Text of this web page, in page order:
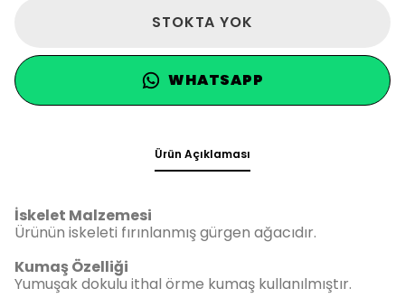
STOKTA YOK
WHATSAPP
Ürün Açıklaması
İskelet Malzemesi
Ürünün iskeleti fırınlanmış gürgen ağacıdır.
Kumaş Özelliği
Yumuşak dokulu ithal örme kumaş kullanılmıştır.